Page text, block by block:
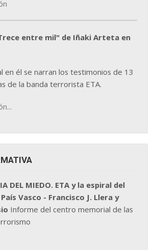
entre mil" de Iñaki Arteta en
en él se narran los testimonios de 13
de la banda terrorista ETA.
DEL MIEDO. ETA y la espiral del
Vasco - Francisco J. Llera y
Informe del centro memorial de las